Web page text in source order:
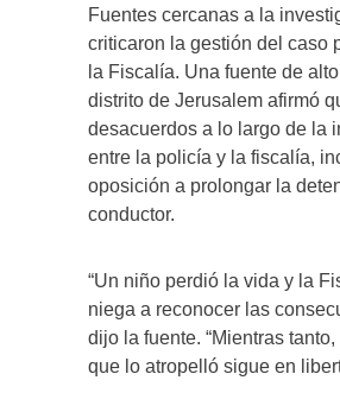
Fuentes cercanas a la
criticaron la gestión del caso
la Fiscalía. Una fuente de
distrito de Jerusalem afirmó
desacuerdos a lo largo de la
entre la policía y la fiscalía,
oposición a prolongar la
conductor.
“Un niño perdió la vida y la
niega a reconocer las
dijo la fuente. “Mientras
que lo atropelló sigue en